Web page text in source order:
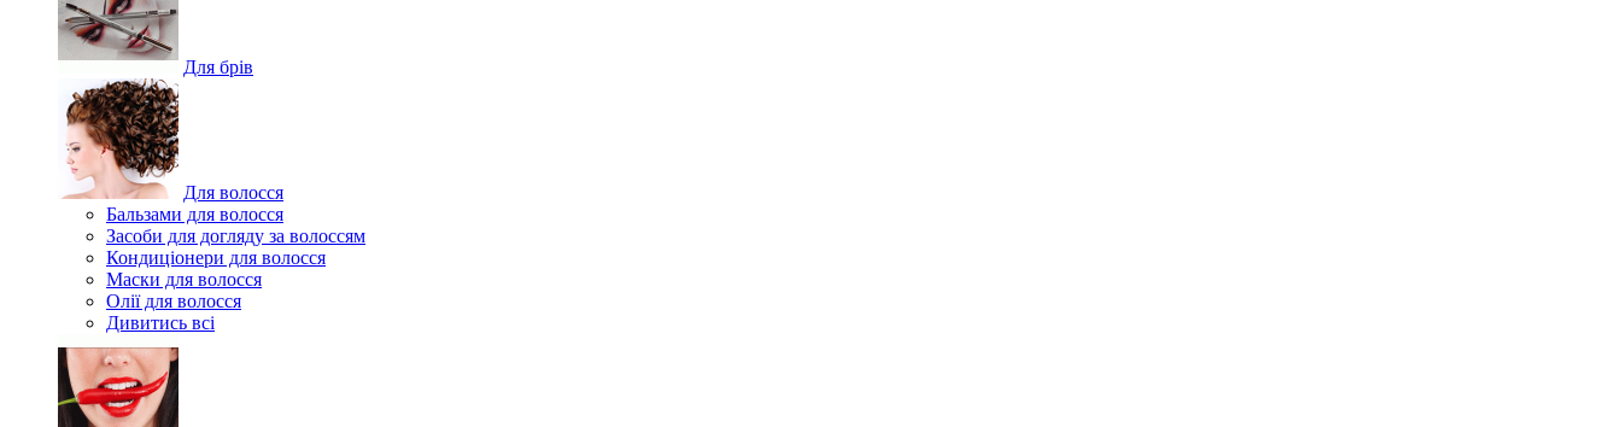
Для брів
Для волосся
Бальзами для волосся
Засоби для догляду за волоссям
Кондиціонери для волосся
Маски для волосся
Олії для волосся
Дивитись всі